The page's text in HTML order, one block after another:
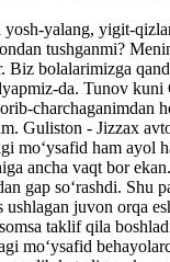
yalang, yigit-
tushganmi?
Biz bolalarimizga
da. Tunov kuni
charchaganimdan
Guliston - Jizzax
mo‘ysafid ham ayol
ancha vaqt bor
gap so‘rashdi. Shu
ushlagan juvon orqa
taklif qila
mo‘ysafid